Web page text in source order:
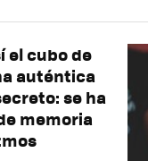
el cubo de
auténtica
se ha
memoria